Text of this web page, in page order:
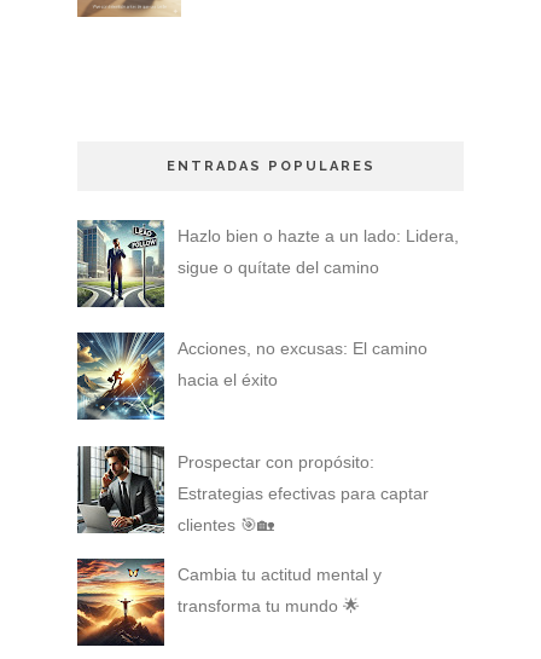
ENTRADAS POPULARES
Hazlo bien o hazte a un lado: Lidera,
sigue o quítate del camino
Acciones, no excusas: El camino
hacia el éxito
Prospectar con propósito:
Estrategias efectivas para captar
clientes 🎯🏡
Cambia tu actitud mental y
transforma tu mundo 🌟